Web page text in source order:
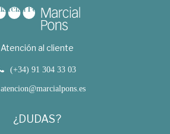
Atención al cliente
(+34) 91 304 33 03
atencion@marcialpons.es
¿DUDAS?